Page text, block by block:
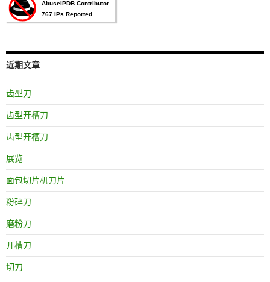
近期文章
齿型刀
齿型开槽刀
齿型开槽刀
展览
面包切片机刀片
粉碎刀
磨粉刀
开槽刀
切刀